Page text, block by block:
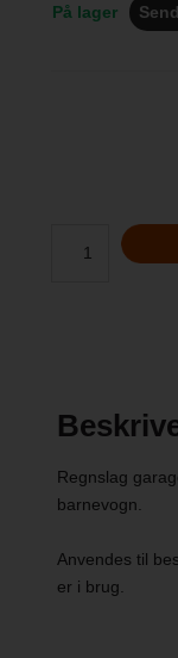
På lager
Regnslag
barnevogn.
Anvendes til
er i brug.